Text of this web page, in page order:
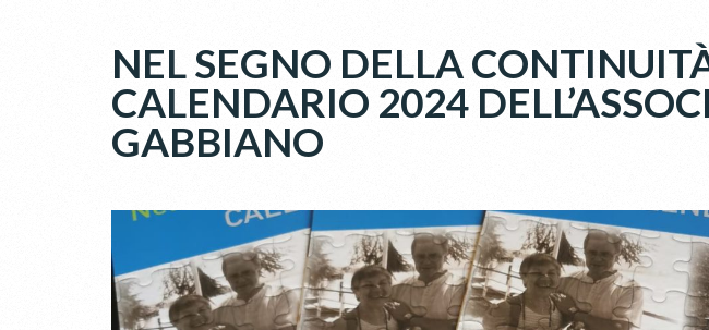
NEL SEGNO DELLA
CALENDARIO 2024
GABBIANO